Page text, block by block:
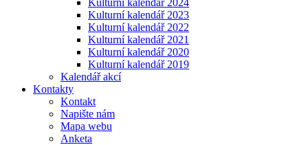
Kulturní kalendář 2024
Kulturní kalendář 2023
Kulturní kalendář 2022
Kulturní kalendář 2021
Kulturní kalendář 2020
Kulturní kalendář 2019
Kalendář akcí
Kontakty
Kontakt
Napište nám
Mapa webu
Anketa